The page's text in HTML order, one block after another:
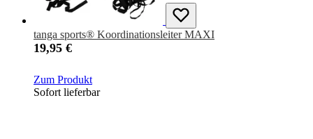
tanga sports® Koordinationsleiter MAXI
19,95 €
Zum Produkt
Sofort lieferbar